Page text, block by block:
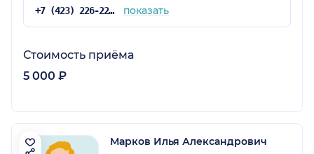
+7 (423) 226-22-62 показать
Стоимость приёма
5 000 ₽
Марков Илья Александрович